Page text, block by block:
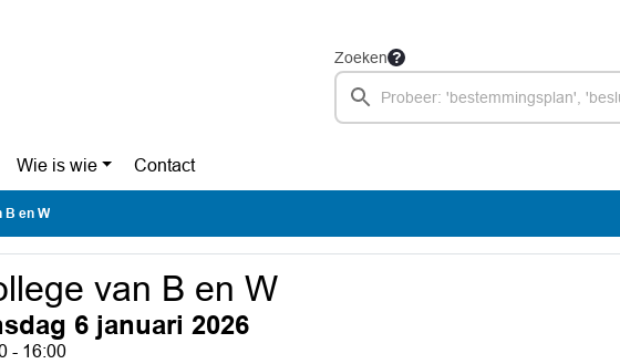
Zoeken
Wie is wie Contact
B en W
van B en W
6 januari 2026
- 16:00